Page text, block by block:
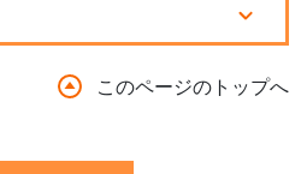
このページのトップへ